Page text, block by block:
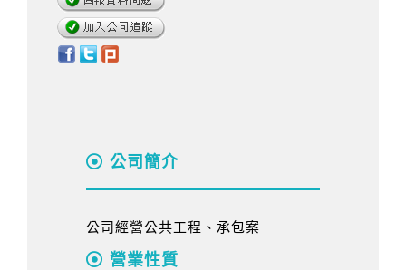
公司簡介
公司經營公共工程、承包案
營業性質